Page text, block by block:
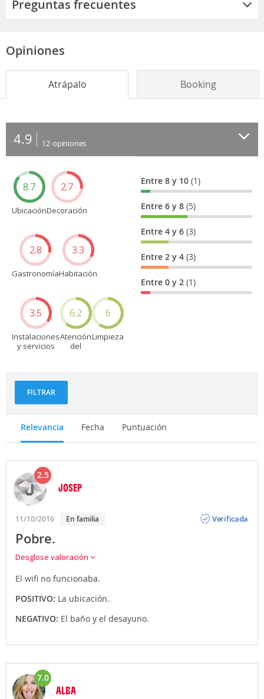
Preguntas frecuentes
Opiniones
Atrápalo Booking
4.9 12 opiniones
8.7
Ubicación
2.7
Decoración
2.8
Gastronomía
3.3
Habitación
3.5
Instalaciones
y servicios
6.2
Atención
del
6
Limpieza
Entre 8 y 10(1)
Entre 6 y 8(5)
Entre 4 y 6(3)
Entre 2 y 4(3)
Entre 0 y 2(1)
FILTRAR
Relevancia Fecha Puntuación
2.5
JOSEP
11/10/2016 En familia
Verificada
Pobre.
Desglose valoración
El wifi no funcionaba.
POSITIVO: La ubicación.
NEGATIVO: El baño y el desayuno.
7.0
ALBA